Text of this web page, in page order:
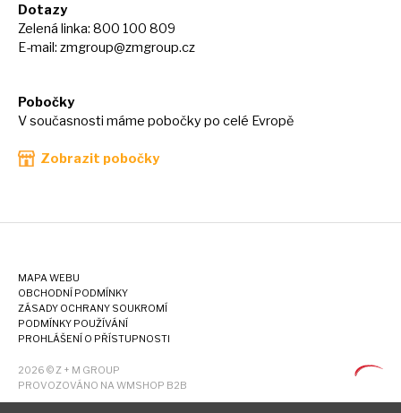
Dotazy
Zelená linka: 800 100 809
E-mail: zmgroup@zmgroup.cz
Pobočky
V současnosti máme pobočky po celé Evropě
Zobrazit pobočky
MAPA WEBU
OBCHODNÍ PODMÍNKY
ZÁSADY OCHRANY SOUKROMÍ
PODMÍNKY POUŽÍVÁNÍ
PROHLÁŠENÍ O PŘÍSTUPNOSTI
2026 © Z + M GROUP
PROVOZOVÁNO NA WMSHOP B2B